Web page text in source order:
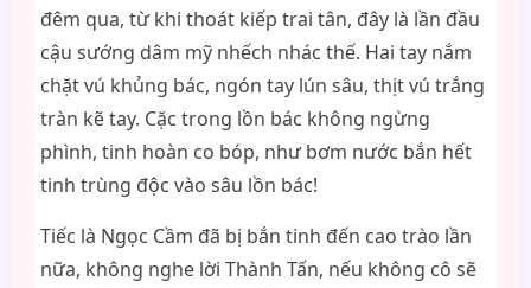
đêm qua, từ khi thoát kiếp trai tân, đây là lần đầu
cậu sướng dâm mỹ nhếch nhác thế. Hai tay nắm
chặt vú khủng bác, ngón tay lún sâu, thịt vú trắng
tràn kẽ tay. Cặc trong lồn bác không ngừng
phình, tinh hoàn co bóp, như bơm nước bắn hết
tinh trùng độc vào sâu lồn bác!
Tiếc là Ngọc Cầm đã bị bắn tinh đến cao trào lần
nữa, không nghe lời Thành Tấn, nếu không cô sẽ